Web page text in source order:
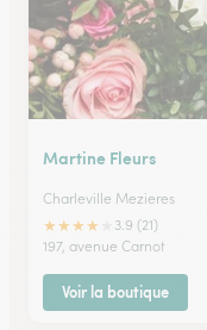
Martine Fleurs
Charleville Mezieres
★★★★
3.9 (21)
197, avenue Carnot
Voir la boutique